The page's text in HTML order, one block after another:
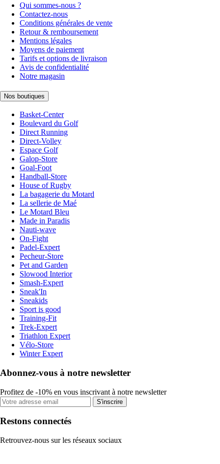
Qui sommes-nous ?
Contactez-nous
Conditions générales de vente
Retour & remboursement
Mentions légales
Moyens de paiement
Tarifs et options de livraison
Avis de confidentialité
Notre magasin
Nos boutiques
Basket-Center
Boulevard du Golf
Direct Running
Direct-Volley
Espace Golf
Galop-Store
Goal-Foot
Handball-Store
House of Rugby
La bagagerie du Motard
La sellerie de Maé
Le Motard Bleu
Made in Paradis
Nauti-wave
On-Fight
Padel-Expert
Pecheur-Store
Pet and Garden
Slowood Interior
Smash-Expert
Sneak'In
Sneakids
Sport is good
Training-Fit
Trek-Expert
Triathlon Expert
Vélo-Store
Winter Expert
Abonnez-vous à notre newsletter
Profitez de -10% en vous inscrivant à notre newsletter
S'inscrire
Restons connectés
Retrouvez-nous sur les réseaux sociaux